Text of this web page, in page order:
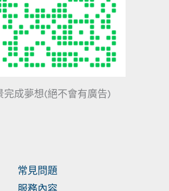
完成夢想(絕不會有廣告)
常見問題